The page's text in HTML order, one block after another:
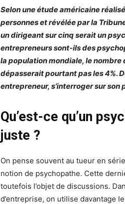
Selon une étude américaine
personnes et révélée par la
un dirigeant sur cinq serait un
entrepreneurs sont-ils des
la population mondiale, le nombre
dépasserait pourtant pas les 4%.
entrepreneur, s’interroger sur son
Qu’est-ce qu’un
juste ?
On pense souvent au tueur en
notion de psychopathe. Cette
toutefois l’objet de discussions.
d’entreprise, on utilise davantage